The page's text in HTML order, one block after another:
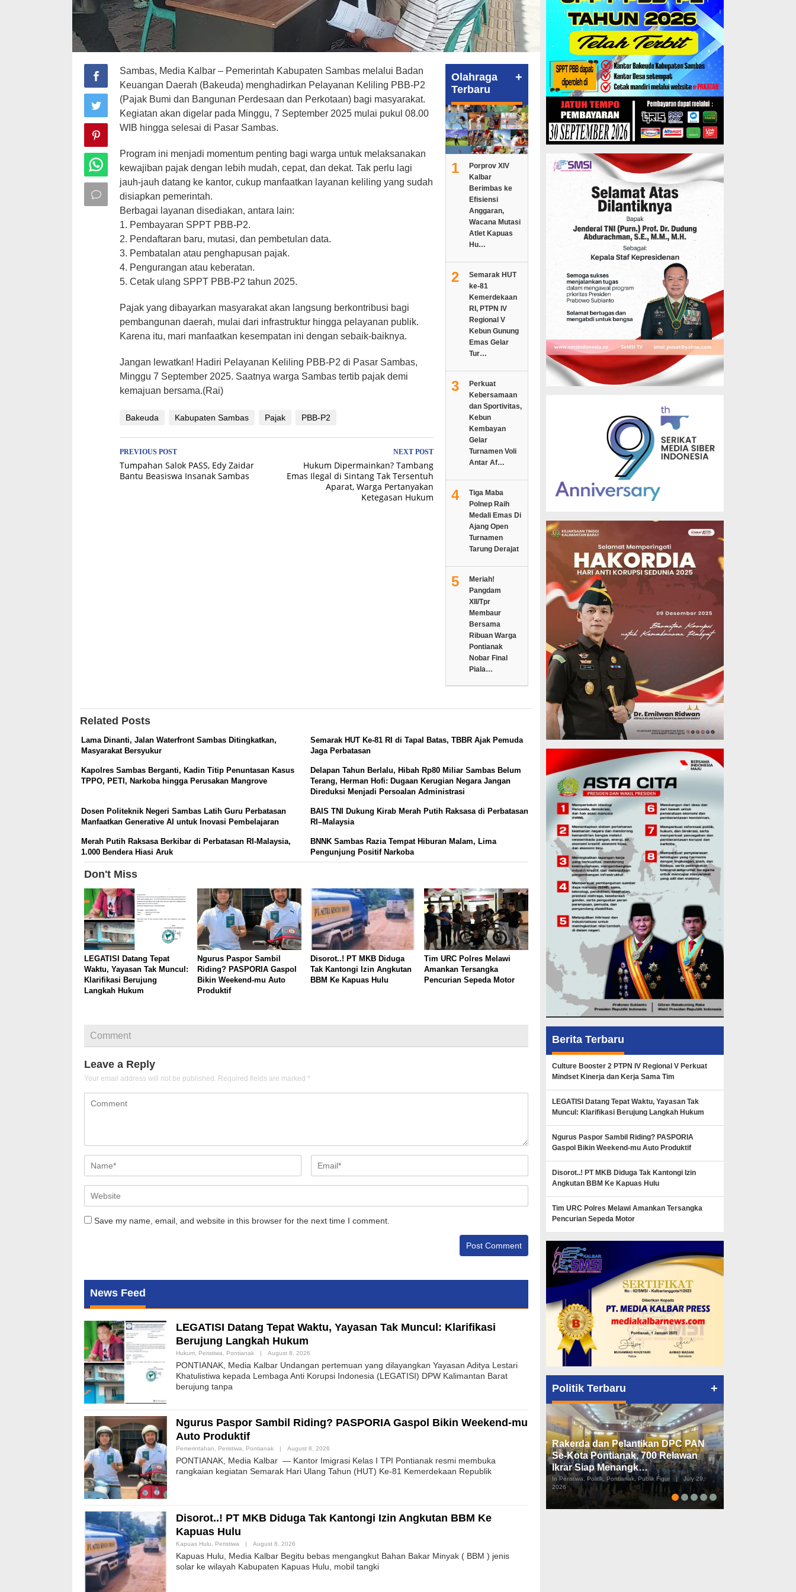
Sambas, Media Kalbar – Pemerintah Kabupaten Sambas melalui Badan
Keuangan Daerah (Bakeuda) menghadirkan Pelayanan Keliling PBB-P2
(Pajak Bumi dan Bangunan Perdesaan dan Perkotaan) bagi masyarakat.
Kegiatan akan digelar pada Minggu, 7 September 2025 mulai pukul 08.00
WIB hingga selesai di Pasar Sambas.
Program ini menjadi momentum penting bagi warga untuk melaksanakan
kewajiban pajak dengan lebih mudah, cepat, dan dekat. Tak perlu lagi
jauh-jauh datang ke kantor, cukup manfaatkan layanan keliling yang sudah
disiapkan pemerintah.
Berbagai layanan disediakan, antara lain:
1. Pembayaran SPPT PBB-P2.
2. Pendaftaran baru, mutasi, dan pembetulan data.
3. Pembatalan atau penghapusan pajak.
4. Pengurangan atau keberatan.
5. Cetak ulang SPPT PBB-P2 tahun 2025.
Pajak yang dibayarkan masyarakat akan langsung berkontribusi bagi
pembangunan daerah, mulai dari infrastruktur hingga pelayanan publik.
Karena itu, mari manfaatkan kesempatan ini dengan sebaik-baiknya.
Jangan lewatkan! Hadiri Pelayanan Keliling PBB-P2 di Pasar Sambas,
Minggu 7 September 2025. Saatnya warga Sambas tertib pajak demi
kemajuan bersama.(Rai)
Bakeuda Kabupaten Sambas Pajak PBB-P2
Post
navigation
PREVIOUS POST
Tumpahan Salok PASS, Edy Zaidar
Bantu Beasiswa Insanak Sambas
NEXT POST
Hukum Dipermainkan? Tambang
Emas Ilegal di Sintang Tak Tersentuh
Aparat, Warga Pertanyakan
Ketegasan Hukum
Olahraga
Terbaru
+
1
Porprov XIV
Kalbar
Berimbas ke
Efisiensi
Anggaran,
Wacana Mutasi
Atlet Kapuas
Hu…
2
Semarak HUT
ke-81
Kemerdekaan
RI, PTPN IV
Regional V
Kebun Gunung
Emas Gelar
Tur…
3
Perkuat
Kebersamaan
dan Sportivitas,
Kebun
Kembayan
Gelar
Turnamen Voli
Antar Af…
4
Tiga Maba
Polnep Raih
Medali Emas Di
Ajang Open
Turnamen
Tarung Derajat
5
Meriah!
Pangdam
XII/Tpr
Membaur
Bersama
Ribuan Warga
Pontianak
Nobar Final
Piala…
Related Posts
Lama Dinanti, Jalan Waterfront Sambas Ditingkatkan,
Masyarakat Bersyukur
Semarak HUT Ke-81 RI di Tapal Batas, TBBR Ajak Pemuda
Jaga Perbatasan
Kapolres Sambas Berganti, Kadin Titip Penuntasan Kasus
TPPO, PETI, Narkoba hingga Perusakan Mangrove
Delapan Tahun Berlalu, Hibah Rp80 Miliar Sambas Belum
Terang, Herman Hofi: Dugaan Kerugian Negara Jangan
Direduksi Menjadi Persoalan Administrasi
Dosen Politeknik Negeri Sambas Latih Guru Perbatasan
Manfaatkan Generative AI untuk Inovasi Pembelajaran
BAIS TNI Dukung Kirab Merah Putih Raksasa di Perbatasan
RI–Malaysia
Merah Putih Raksasa Berkibar di Perbatasan RI-Malaysia,
1.000 Bendera Hiasi Aruk
BNNK Sambas Razia Tempat Hiburan Malam, Lima
Pengunjung Positif Narkoba
Don't Miss
LEGATISI Datang Tepat
Waktu, Yayasan Tak Muncul:
Klarifikasi Berujung
Langkah Hukum
Ngurus Paspor Sambil
Riding? PASPORIA Gaspol
Bikin Weekend-mu Auto
Produktif
Disorot..! PT MKB Diduga
Tak Kantongi Izin Angkutan
BBM Ke Kapuas Hulu
Tim URC Polres Melawi
Amankan Tersangka
Pencurian Sepeda Motor
Comment
Leave a Reply
Your email address will not be published. Required fields are marked *
Save my name, email, and website in this browser for the next time I comment.
News Feed
LEGATISI Datang Tepat Waktu, Yayasan Tak Muncul: Klarifikasi
Berujung Langkah Hukum
Hukum Peristiwa Pontianak | August 8, 2026
PONTIANAK, Media Kalbar Undangan pertemuan yang dilayangkan Yayasan Aditya Lestari
Khatulistiwa kepada Lembaga Anti Korupsi Indonesia (LEGATISI) DPW Kalimantan Barat
berujung tanpa
Ngurus Paspor Sambil Riding? PASPORIA Gaspol Bikin Weekend-mu
Auto Produktif
Pemerintahan Peristiwa Pontianak | August 8, 2026
PONTIANAK, Media Kalbar — Kantor Imigrasi Kelas I TPI Pontianak resmi membuka
rangkaian kegiatan Semarak Hari Ulang Tahun (HUT) Ke-81 Kemerdekaan Republik
Disorot..! PT MKB Diduga Tak Kantongi Izin Angkutan BBM Ke
Kapuas Hulu
Kapuas Hulu Peristiwa | August 8, 2026
Kapuas Hulu, Media Kalbar Begitu bebas mengangkut Bahan Bakar Minyak ( BBM ) jenis
solar ke wilayah Kabupaten Kapuas Hulu, mobil tangki
Berita Terbaru
Culture Booster 2 PTPN IV Regional V Perkuat
Mindset Kinerja dan Kerja Sama Tim
LEGATISI Datang Tepat Waktu, Yayasan Tak
Muncul: Klarifikasi Berujung Langkah Hukum
Ngurus Paspor Sambil Riding? PASPORIA
Gaspol Bikin Weekend-mu Auto Produktif
Disorot..! PT MKB Diduga Tak Kantongi Izin
Angkutan BBM Ke Kapuas Hulu
Tim URC Polres Melawi Amankan Tersangka
Pencurian Sepeda Motor
Politik Terbaru +
Rakerda dan Pelantikan DPC PAN
Se-Kota Pontianak, 700 Relawan
Ikrar Siap Menangk…
In Peristiwa, Politik, Pontianak, Publik Figur |
July 29,
2026